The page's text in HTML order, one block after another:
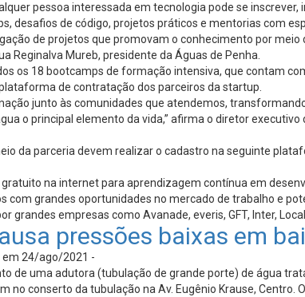
pessoa interessada em tecnologia pode se
desafios de código, projetos práticos e mentorias com
de projetos que promovam o conhecimento por
Reginalva Mureb, presidente da Águas de Penha.
os 18 bootcamps de formação intensiva, que contam
de contratação dos parceiros da startup.
junto às comunidades que atendemos,
o principal elemento da vida,” afirma o diretor executivo
da parceria devem realizar o cadastro na seguinte
na internet para aprendizagem contínua em
com grandes oportunidades no mercado de trabalho e
grandes empresas como Avanade, everis, GFT, Inter,
pressões baixas em
em 24/ago/2021 -
de uma adutora (tubulação de grande porte) de água
no conserto da tubulação na Av. Eugênio Krause,